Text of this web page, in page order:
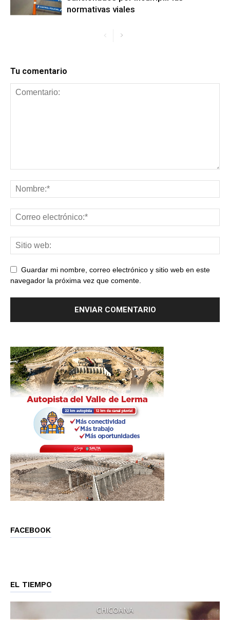
normativas viales
Tu comentario
Guardar mi nombre, correo electrónico y sitio web en este
navegador la próxima vez que comente.
FACEBOOK
EL TIEMPO
CHICOANA